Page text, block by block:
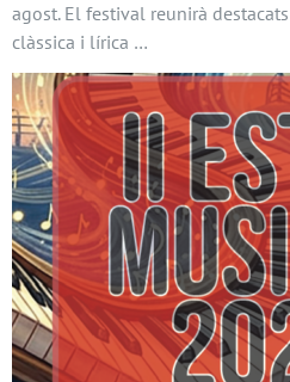
agost. El festival reunirà
clàssica i lírica …